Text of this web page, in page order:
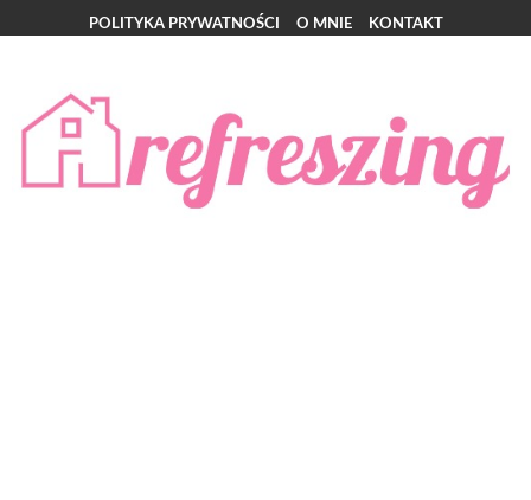
POLITYKA PRYWATNOŚCI O MNIE KONTAKT